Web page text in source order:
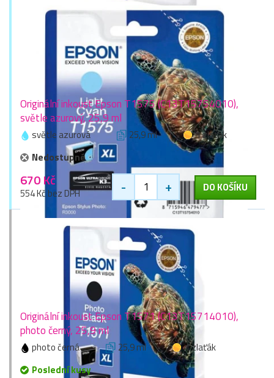
Originální inkoust Epson T1575 (C13T15754010),
světle azurový, 25,9 ml
světle azurová 25,9 ml
1 zlaťák
Nedostupné
670 Kč
554 Kč bez DPH - + DO KOŠÍKU
Originální inkoust Epson T1571 (C13T15714010),
photo černý, 25,9 ml
photo černá 25,9 ml
1 zlaťák
Poslední kusy